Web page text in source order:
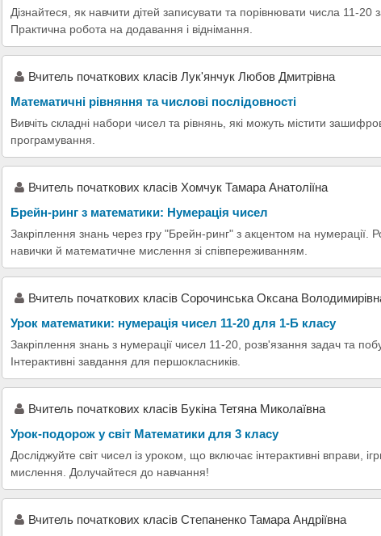
Дізнайтеся, як навчити дітей записувати та порівнювати числа 11-20
Практична робота на додавання і віднімання.
Вчитель початкових класів Лук'янчук Любов Дмитрівна
Математичні рівняння та числові послідовності
Вивчіть складні набори чисел та рівнянь, які можуть містити
програмування.
Вчитель початкових класів Хомчук Тамара Анатоліїна
Брейн-ринг з математики: Нумерація чисел
Закріплення знань через гру "Брейн-ринг" з акцентом на нумерації.
навички й математичне мислення зі співпереживанням.
Вчитель початкових класів Сорочинська Оксана
Урок математики: нумерація чисел 11-20 для 1-Б класу
Закріплення знань з нумерації чисел 11-20, розв'язання задач та
Інтерактивні завдання для першокласників.
Вчитель початкових класів Букіна Тетяна Миколаївна
Урок-подорож у світ Математики для 3 класу
Досліджуйте світ чисел із уроком, що включає інтерактивні вправи,
мислення. Долучайтеся до навчання!
Вчитель початкових класів Степаненко Тамара Андріївна